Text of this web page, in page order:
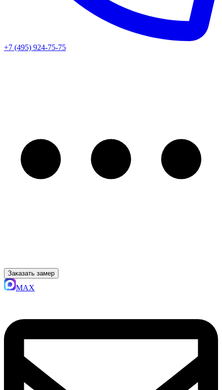
+7 (495) 924-75-75
Заказать замер
MAX